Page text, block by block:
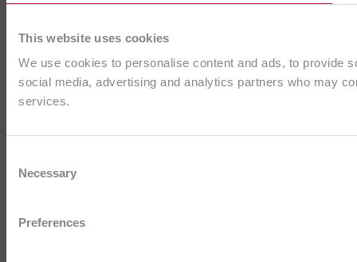
This website uses cookies
We use cookies to personalise content and ads, to provide
social media, advertising and analytics partners who may
services.
Selection
Necessary
Preferences